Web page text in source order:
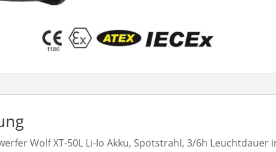
Wolf XT-50L Li-Io Akku, Spotstrahl, 3/6h